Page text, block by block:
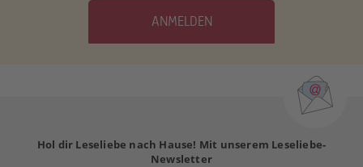
ANMELDEN
Hol dir Leseliebe nach Hause! Mit unserem Leseliebe-
Newsletter